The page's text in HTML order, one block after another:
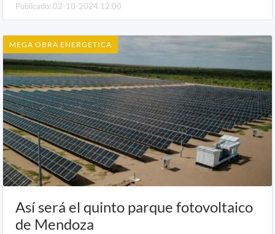
Publicado: 02-10-2024 12:00
MEGA OBRA ENERGETICA
Así será el quinto parque fotovoltaico
de Mendoza